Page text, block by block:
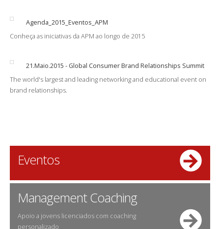
Agenda_2015_Eventos_APM
Conheça as iniciativas da APM ao longo de 2015
21.Maio.2015 - Global Consumer Brand Relationships Summit
The world's largest and leading networking and educational event on
brand relationships.
Eventos
Management Coaching
Apoio a jovens licenciados com coaching
personalizado